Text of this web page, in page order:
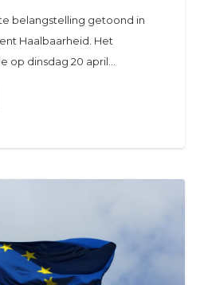
belangstelling getoond in
Haalbaarheid. Het
op dinsdag 20 april…